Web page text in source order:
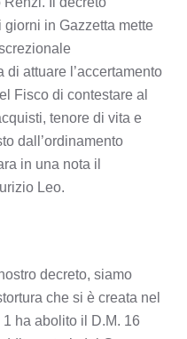
in Gazzetta mette
attuare l’accertamento
Fisco di contestare al
tenore di vita e
dall’ordinamento
in una nota il
Leo.
decreto, siamo
che si è creata nel
ha abolito il D.M. 16